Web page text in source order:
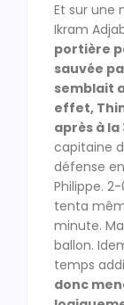
Et sur une
Ikram
portière
sauvée
semblait
effet,
après à
capitaine
défense
Philippe.
tenta
minute.
ballon.
temps
donc